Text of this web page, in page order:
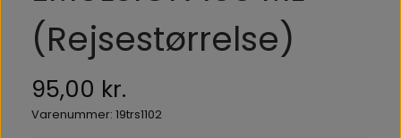
(Rejsestørrelse)
95,00 kr.
Varenummer: 19trs1102